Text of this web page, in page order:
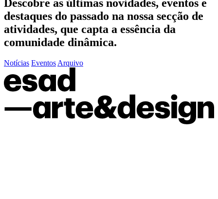
Descobre as últimas novidades, eventos e
destaques do passado na nossa secção de
atividades, que capta a essência da
comunidade dinâmica.
Notícias Eventos Arquivo